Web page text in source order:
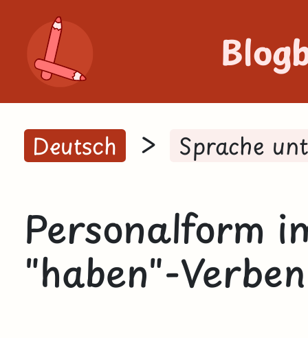
Deutsch > Sprache
Personalform
"haben"-